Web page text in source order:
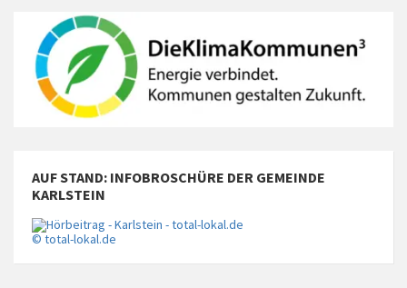
AUF STAND: INFOBROSCHÜRE DER GEMEINDE
KARLSTEIN
© total-lokal.de